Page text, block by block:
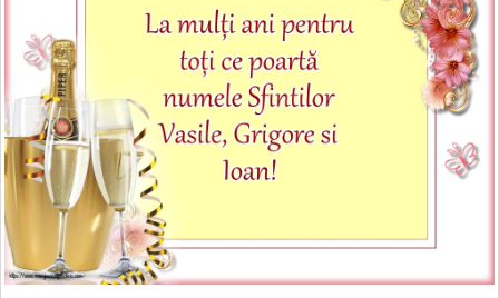
Invitatii personalizate
Conecteaza-te